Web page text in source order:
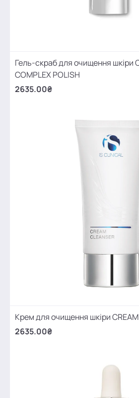
Гель-скраб для очищення шкіри
COMPLEX POLISH
2635.00₴
Крем для очищення шкіри CREAM
2635.00₴